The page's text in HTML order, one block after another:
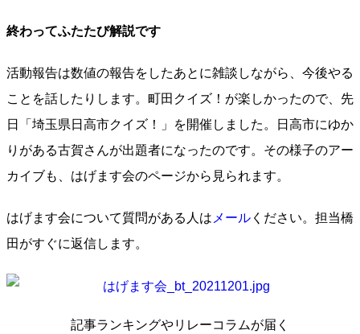
終わってふたたび解説です
活動報告は数値の報告をしたあとに雑談しながら、今後やる
ことを話したりします。町田クイズ！が楽しかったので、先
日「埼玉県日高市クイズ！」を開催しました。日高市にゆか
りがある古賀さんが出題者になったのです。その様子のアー
カイブも、はげます会のページから見られます。
はげます会について質問がある人は メール ください。担当橋
田がすぐに返信します。
記事ランキングやリレーコラムが届く